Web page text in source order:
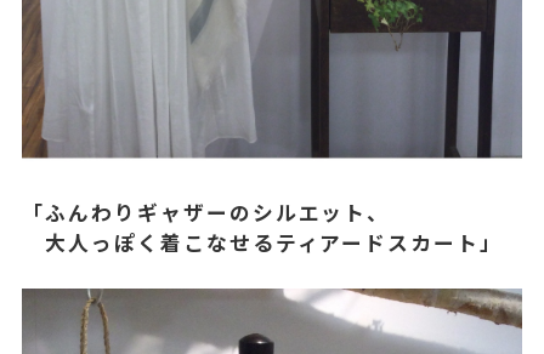
「ふんわりギャザーのシルエット、
大人っぽく着こなせるティアードスカート」